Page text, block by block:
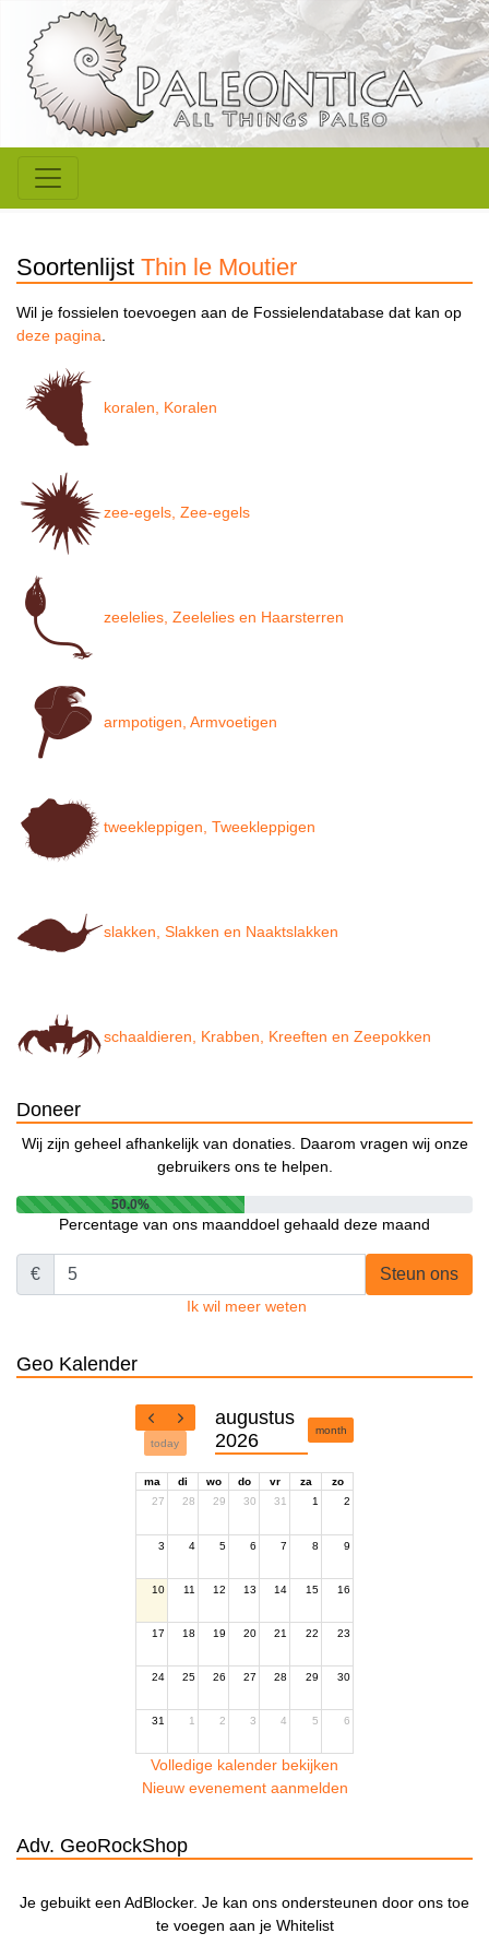
Soortenlijst Thin le Moutier
Wil je fossielen toevoegen aan de Fossielendatabase dat kan op
deze pagina.
koralen, Koralen
zee-egels, Zee-egels
zeelelies, Zeelelies en Haarsterren
armpotigen, Armvoetigen
tweekleppigen, Tweekleppigen
slakken, Slakken en Naaktslakken
schaaldieren, Krabben, Kreeften en Zeepokken
Doneer
Wij zijn geheel afhankelijk van donaties. Daarom vragen wij onze
gebruikers ons te helpen.
50.0%
Percentage van ons maanddoel gehaald deze maand
€ Steun ons
Ik wil meer weten
Geo Kalender
today
augustus
2026
month
ma di wo do vr za
zo
27
28 29 30 31 1 2
3 4 5 6 7 8 9
10 11 12 13 14 15 16
17 18 19 20 21 22 23
24 25 26 27 28 29 30
31 1 2 3 4 5 6
Volledige kalender bekijken
Nieuw evenement aanmelden
Adv. GeoRockShop
Je gebuikt een AdBlocker. Je kan ons ondersteunen door ons toe
te voegen aan je Whitelist